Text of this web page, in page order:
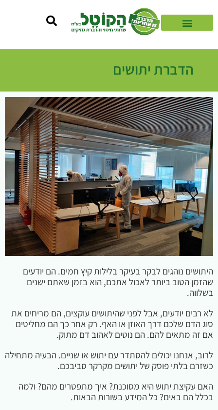
הדברת יתושים
היתושים נוהגים לבקר בעיקר בלילות קיץ חמים. הם יודעים
שהזמן הטוב ביותר לאכול אתכם, הוא בזמן שאתם ישנים
בשלווה.
לא רבים יודעים, אבל לפני שהיתושים עוקצים, הם מריחים את
סוג הדם שלכם דרך האוזן או האף. רק אחר כך הם מחליטים
אם זה מתאים להם. הם נוטים לאהוב דם מתוק.
לרוב, אנחנו יכולים להסתדר עם יתוש או שניים. הבעיה מתחילה
כשזרם בלתי פוסק של יתושים מקרקר סביבכם.
האם עקיצת יתוש היא מסוכנת? איך מתפטרים מהם? ולמה
בכלל הם באים? כל המידע בשורות הבאות.